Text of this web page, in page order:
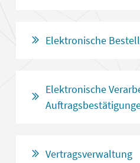
Elektronische
Elektronische
Vertragsverwaltung